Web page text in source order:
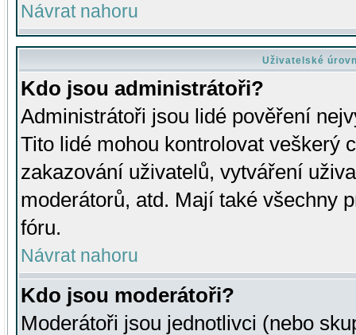
Návrat nahoru
Uživatelské
Kdo jsou administrátoři?
Administrátoři jsou lidé pověření
Tito lidé mohou kontrolovat veškerý
zakazování uživatelů, vytváření
moderátorů, atd. Mají také všechny
fóru.
Návrat nahoru
Kdo jsou moderátoři?
Moderátoři jsou jednotlivci (nebo